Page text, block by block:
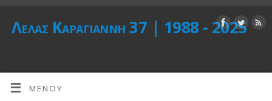
Λέλας Καραγιάννη 37 | 1988 - 2025
ΜΕΝΟΎ